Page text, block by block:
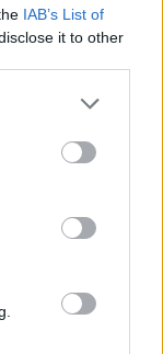
IAB’s List of
it to other
u córki
i
do jakiegoś
nie za